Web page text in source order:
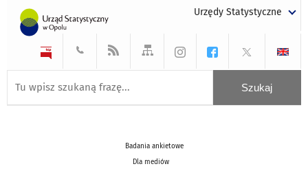
tekst
czarnym
tekst
czarnym
tekst
żółtym
Urzędy Statystyczne
Badania ankietowe
Dla mediów